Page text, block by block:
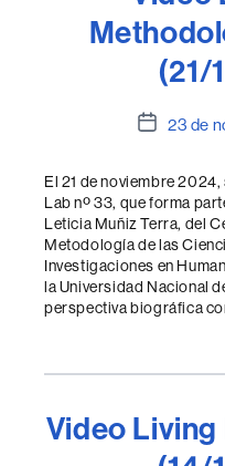
(21/
Fecha
entrada
23 de
El 21 de noviembre
Lab nº 33, que forma
Leticia Muñiz Terra, del
Metodología de las
Investigaciones en
la Universidad Nacional
perspectiva biográfica
Video Living